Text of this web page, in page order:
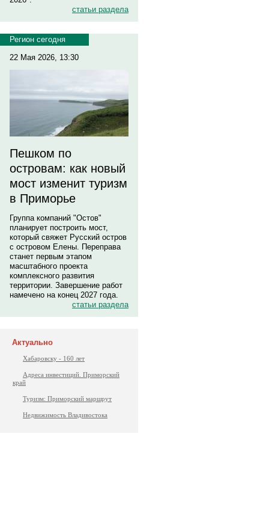
статьи раздела
Регион сегодня
22 Мая 2026, 13:30
Пешком по
островам: как новый
мост изменит туризм
в Приморье
Группа компаний "Остов"
планирует построить мост,
который свяжет Русский остров
с островом Елены. Переправа
станет первым этапом
масштабного проекта
комплексного развития
территории. Завершение работ
намечено на конец 2027 года.
статьи раздела
Актуально
Хабаровску - 160 лет
Адреса инвестиций. Приморский
край
Туризм: Приморский маршрут
Недвижимость Владивостока